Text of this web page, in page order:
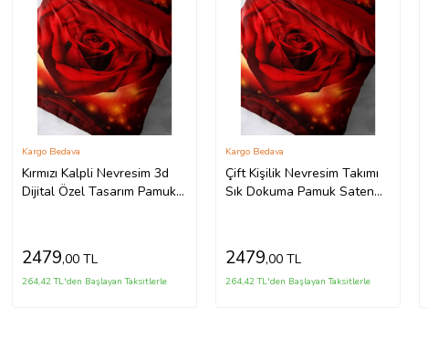
Kırmızı Kalpli Nevresim 3d
Dijital Özel Tasarım Pamuk
Kargo Bedava
2479,00 TL
264,42 TL'den Başlayan Taksitlerle
Çift Kişilik Nevresim Takımı
Sık Dokuma Pamuk Saten
Kargo Bedava
2479,00 TL
264,42 TL'den Başlayan Taksitlerle